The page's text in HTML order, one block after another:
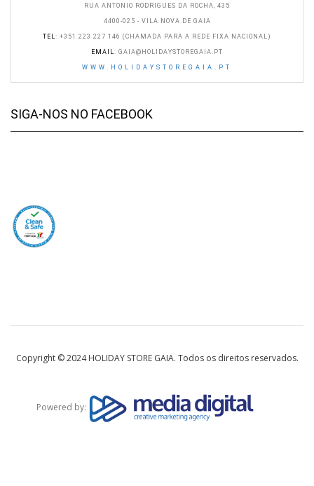
RUA ANTONIO RODRIGUES DA ROCHA, 435
4400-025 - VILA NOVA DE GAIA
TEL: +351 223 227 146 (CHAMADA PARA A REDE FIXA NACIONAL)
EMAIL: GAIA@HOLIDAYSTOREGAIA.PT
WWW.HOLIDAYSTOREGAIA.PT
SIGA-NOS NO FACEBOOK
Copyright © 2024 HOLIDAY STORE GAIA. Todos os direitos reservados.
Powered by: